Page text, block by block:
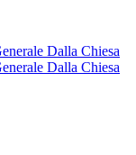
Dalla Chiesa
Dalla Chiesa